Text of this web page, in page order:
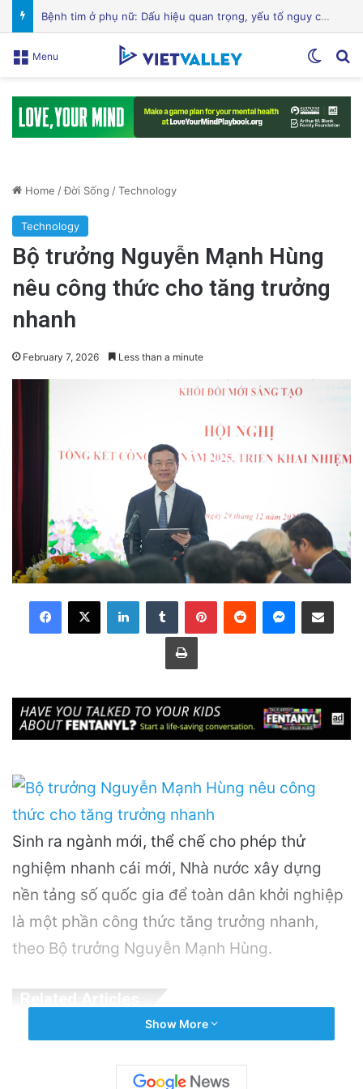
Hành Trình Trở Về: Thi Thể ‘Giày Xanh’ Sau 30 Năm Trên Đỉnh Everest
Menu
Home /Đời Sống /Technology
Technology
Bộ trưởng Nguyễn Mạnh Hùng
nêu công thức cho tăng trưởng
nhanh
February 7, 2026 Less than a minute
LinkedInTumblr PinterestReddit Messenger
Share via Email
Print
Sinh ra ngành mới, thể chế cho phép thử
nghiệm nhanh cái mới, Nhà nước xây dựng
nền tảng số quốc gia để toàn dân khởi nghiệp
là một phần công thức tăng trưởng nhanh,
theo Bộ trưởng Nguyễn Mạnh Hùng.
OpenAI Tạm Dừng Mô Hình AI Mới Do Lo
Ngại Về An Ninh Mạng
Show More